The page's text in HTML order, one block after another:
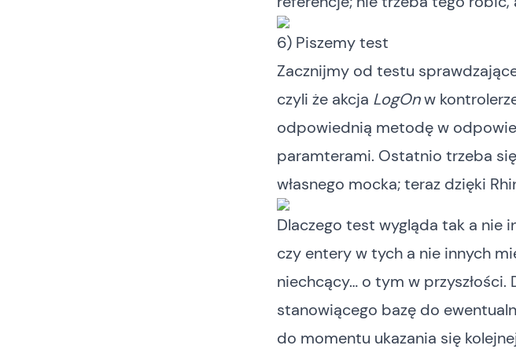
6) Piszemy test
Zacznijmy od testu
czyli że akcja LogOnw
odpowiednią metodę w
paramterami. Ostatnio trzeba
własnego mocka; teraz dzięki
Dlaczego test wygląda tak a nie
czy entery w tych a nie innych
niechcący… o tym w
stanowiącego bazę do
do momentu ukazania się